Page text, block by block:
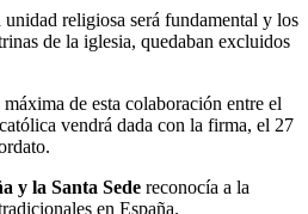
unidad religiosa será fundamental y los
de la iglesia, quedaban excluidos
de esta colaboración entre el
vendrá dada con la firma, el 27
y la Santa Sede reconocía a la
en España.